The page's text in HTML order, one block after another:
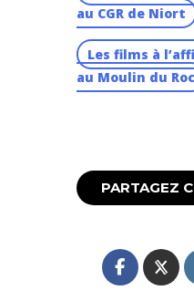
au CGR de Niort
Les films à
au Moulin du Roc
PARTAGEZ